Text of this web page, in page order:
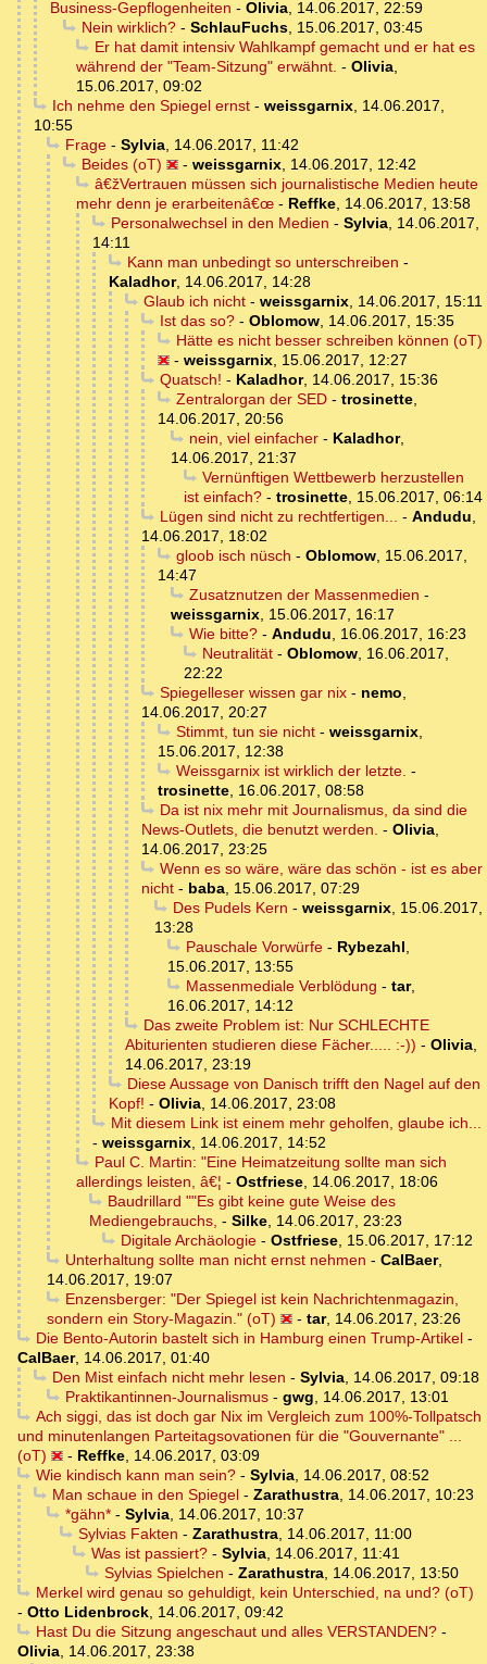
Business-Gepflogenheiten - Olivia, 14.06.2017, 22:59
Nein wirklich?- SchlauFuchs, 15.06.2017, 03:45
Er hat damit intensiv Wahlkampf gemacht und er hat es
während der "Team-Sitzung" erwähnt. - Olivia,
15.06.2017, 09:02
Ich nehme den Spiegel ernst- weissgarnix, 14.06.2017,
10:55
Frage- Sylvia, 14.06.2017, 11:42
Beides (oT)
- weissgarnix, 14.06.2017, 12:42
â€žVertrauen müssen sich journalistische Medien heute
mehr denn je erarbeitenâ€œ - Reffke, 14.06.2017, 13:58
Personalwechsel in den Medien - Sylvia, 14.06.2017,
14:11
Kann man unbedingt so unterschreiben -
Kaladhor, 14.06.2017, 14:28
Glaub ich nicht- weissgarnix, 14.06.2017, 15:11
Ist das so?- Oblomow, 14.06.2017, 15:35
Hätte es nicht besser schreiben können (oT)
- weissgarnix, 15.06.2017, 12:27
Quatsch! - Kaladhor, 14.06.2017, 15:36
Zentralorgan der SED- trosinette,
14.06.2017, 20:56
nein, viel einfacher- Kaladhor,
14.06.2017, 21:37
Vernünftigen Wettbewerb herzustellen
ist einfach? - trosinette, 15.06.2017, 06:14
Lügen sind nicht zu rechtfertigen... - Andudu,
14.06.2017, 18:02
gloob isch nüsch - Oblomow, 15.06.2017,
14:47
Zusatznutzen der Massenmedien -
weissgarnix, 15.06.2017, 16:17
Wie bitte?- Andudu, 16.06.2017, 16:23
Neutralität- Oblomow, 16.06.2017,
22:22
Spiegelleser wissen gar nix- nemo,
14.06.2017, 20:27
Stimmt, tun sie nicht- weissgarnix,
15.06.2017, 12:38
Weissgarnix ist wirklich der letzte. -
trosinette, 16.06.2017, 08:58
Da ist nix mehr mit Journalismus, da sind die
News-Outlets, die benutzt werden. - Olivia,
14.06.2017, 23:25
Wenn es so wäre, wäre das schön - ist es aber
nicht - baba, 15.06.2017, 07:29
Des Pudels Kern - weissgarnix, 15.06.2017,
13:28
Pauschale Vorwürfe- Rybezahl,
15.06.2017, 13:55
Massenmediale Verblödung - tar,
16.06.2017, 14:12
Das zweite Problem ist: Nur SCHLECHTE
Abiturienten studieren diese Fächer..... :-)) - Olivia,
14.06.2017, 23:19
Diese Aussage von Danisch trifft den Nagel auf den
Kopf! - Olivia, 14.06.2017, 23:08
Mit diesem Link ist einem mehr geholfen, glaube ich...
- weissgarnix, 14.06.2017, 14:52
Paul C. Martin: "Eine Heimatzeitung sollte man sich
allerdings leisten, â€¦ - Ostfriese, 14.06.2017, 18:06
Baudrillard ""Es gibt keine gute Weise des
Mediengebrauchs, - Silke, 14.06.2017, 23:23
Digitale Archäologie- Ostfriese, 15.06.2017, 17:12
Unterhaltung sollte man nicht ernst nehmen - CalBaer,
14.06.2017, 19:07
Enzensberger: "Der Spiegel ist kein Nachrichtenmagazin,
sondern ein Story-Magazin." (oT)
- tar, 14.06.2017, 23:26
Die Bento-Autorin bastelt sich in Hamburg einen Trump-Artikel-
CalBaer, 14.06.2017, 01:40
Den Mist einfach nicht mehr lesen - Sylvia, 14.06.2017, 09:18
Praktikantinnen-Journalismus- gwg, 14.06.2017, 13:01
Ach siggi, das ist doch gar Nix im Vergleich zum 100%-Tollpatsch
und minutenlangen Parteitagsovationen für die "Gouvernante" ...
(oT)
- Reffke, 14.06.2017, 03:09
Wie kindisch kann man sein?- Sylvia, 14.06.2017, 08:52
Man schaue in den Spiegel- Zarathustra, 14.06.2017, 10:23
*gähn*- Sylvia, 14.06.2017, 10:37
Sylvias Fakten - Zarathustra, 14.06.2017, 11:00
Was ist passiert?- Sylvia, 14.06.2017, 11:41
Sylvias Spielchen - Zarathustra, 14.06.2017, 13:50
Merkel wird genau so gehuldigt, kein Unterschied, na und? (oT)
- Otto Lidenbrock, 14.06.2017, 09:42
Hast Du die Sitzung angeschaut und alles VERSTANDEN?-
Olivia, 14.06.2017, 23:38